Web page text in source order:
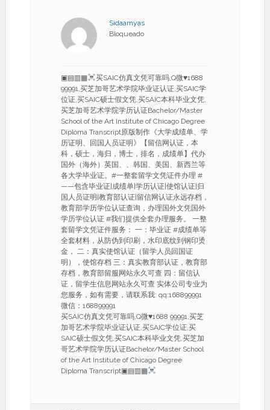
Sidaamyas
Bloqueado
▣▤▥▦ 买SAIC仿真文凭可靠吗,Q微♥1688
99991,买芝加哥艺术学院毕业证认证,买SAIC学
位证,买SAIC硕士假文凭,买SAIC本科毕业文凭,
买芝加哥艺术学院学历认证Bachelor/Master
School of the Art Institute of Chicago Degree
Diploma Transcript原版制作《大学成绩单、学
历证明、回国人员证明》【留信网认证，本
科，硕士，海归，博士，排名，成绩单】代办
国外（海外）英国、、韩国、美国、新西兰等
各大学毕业证。#一整套留学文凭证件办理 #
——包含毕业证|成绩单|学历认证|使馆认证|归
国人员证明|教育部认证|留信网认证永远存档，
教育部学历学位认证查询，办理国外文凭国外
学历学位认证 #我们提供全套办理服务。 一整
套留学文凭证件服务： 一：毕业证 #成绩单等
全套材料，从防伪到印刷，水印底纹到钢印烫
金， 二：真实使馆认证（留学人员回国证
明），使馆存档 三：真实教育部认证，教育部
存档，教育部留服网站永久可查 四：留信认
证，留学生信息网站永久可查 实体公司专业为
您服务，如有需要，请联系我: qq:168899991
微信：168899991
买SAIC仿真文凭可靠吗,Q微♥1688 99991,买芝
加哥艺术学院毕业证认证,买SAIC学位证,买
SAIC硕士假文凭,买SAIC本科毕业文凭,买芝加
哥艺术学院学历认证Bachelor/Master School
of the Art Institute of Chicago Degree
Diploma Transcript▣▤▥▦